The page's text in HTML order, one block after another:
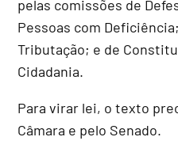
pelas comissões de
Pessoas com
Tributação; e de
Cidadania.
Para virar lei, o texto
Câmara e pelo Senado.